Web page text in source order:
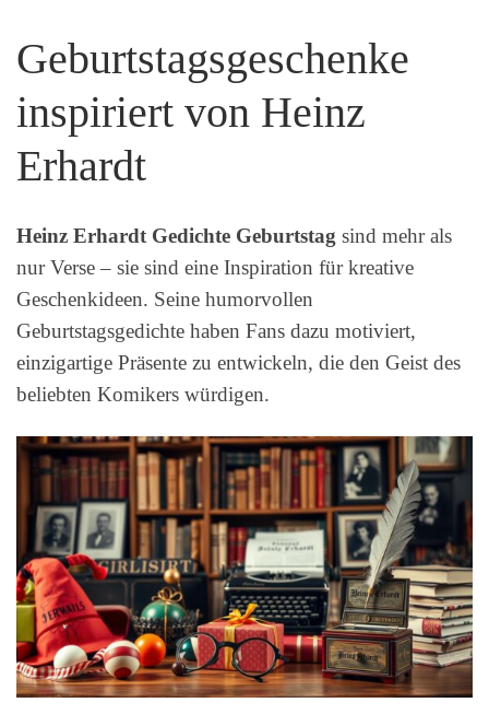
Geburtstagsgeschenke
inspiriert von Heinz
Erhardt
Heinz Erhardt Gedichte Geburtstag sind mehr als
nur Verse – sie sind eine Inspiration für kreative
Geschenkideen. Seine humorvollen
Geburtstagsgedichte haben Fans dazu motiviert,
einzigartige Präsente zu entwickeln, die den Geist des
beliebten Komikers würdigen.